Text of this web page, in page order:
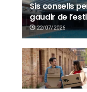
Sis consells
gaudir de
22/07/2026